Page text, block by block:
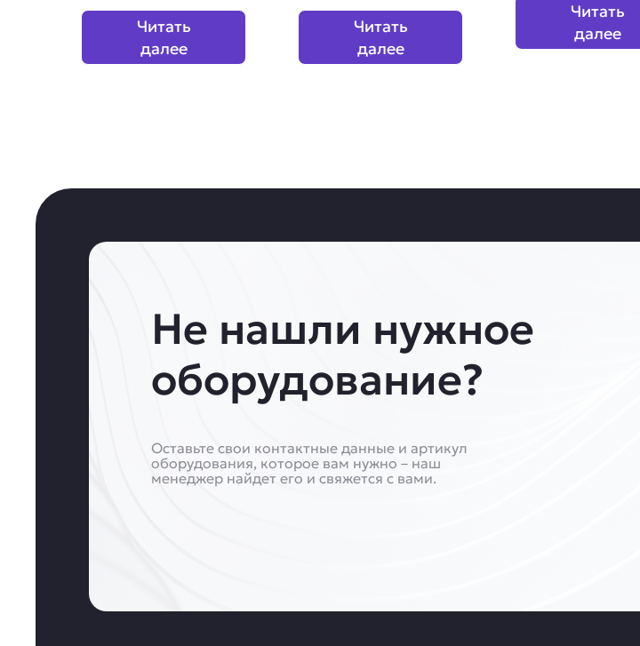
Читать
далее
Читать
далее
Читать
далее
Не нашли нужное
оборудование?
Оставьте свои контактные данные и артикул
оборудования, которое вам нужно – наш
менеджер найдет его и свяжется с вами.